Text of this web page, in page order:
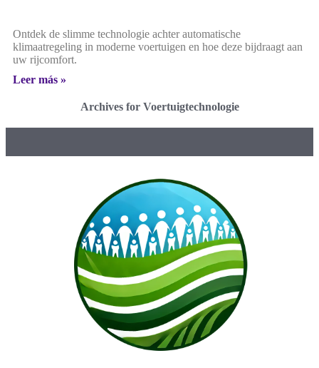
Ontdek de slimme technologie achter automatische
klimaatregeling in moderne voertuigen en hoe deze bijdraagt aan
uw rijcomfort.
Leer más »
Archives for Voertuigtechnologie